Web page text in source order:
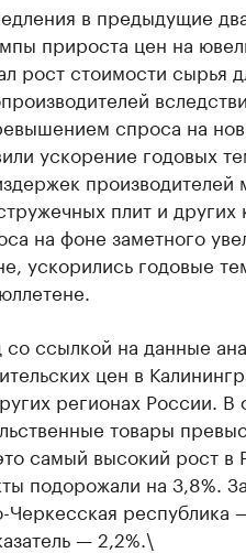
в предыдущие
прироста цен на
рост стоимости сырья
спроса на
ускорение годовых
производителей
плит и
на фоне заметного
ускорились годовые
ссылкой на данные
цен в
регионах России. В
товары
самый высокий рост
подорожали на 3,8%.
Черкесская республика
— 2,2%.\